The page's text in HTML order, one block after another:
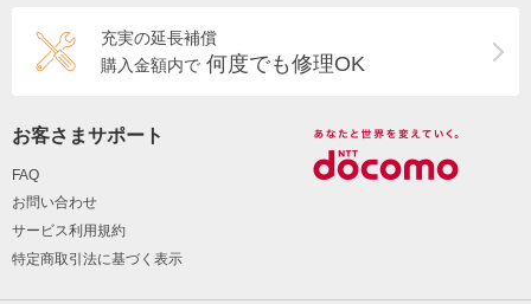
充実の延長補償
購入金額内で 何度でも修理OK
お客さまサポート
FAQ
お問い合わせ
サービス利用規約
特定商取引法に基づく表示